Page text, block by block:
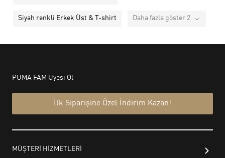
Siyah renkli Erkek Üst & T-shirt Daha fazla göster 2